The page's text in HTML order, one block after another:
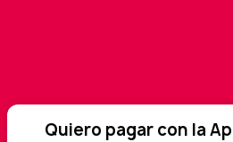
Quiero pagar con la